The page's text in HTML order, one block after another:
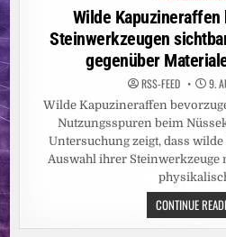
in
Wilde
Steinwerkzeugen
gegenüber
RSS-FEED 9.
Wilde Kapuzineraffen
Nutzungsspuren beim
Untersuchung zeigt, dass
Auswahl ihrer Steinwerkzeuge
CONTINUE